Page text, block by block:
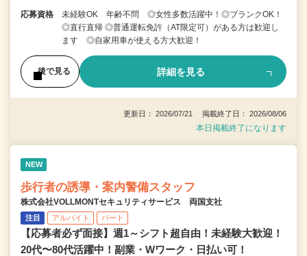
応募資格
未経験OK 年齢不問 ◎女性多数活躍中！◎ブランクOK！
◎直行直帰 ◎普通運転免許（AT限定可）がある方は歓迎し
ます ◎自家用車が使える方大歓迎！
後で見る 詳細を見る
更新日： 2026/07/21 掲載終了日： 2026/08/06
本日掲載終了になります
NEW
歩行者の誘導・案内警備スタッフ
株式会社VOLLMONTセキュリティサービス 両国支社
注目 アルバイト パート
【応募者必ず面接】週1～シフト超自由！未経験大歓迎！
20代〜80代活躍中！副業・Wワーク・日払い可！